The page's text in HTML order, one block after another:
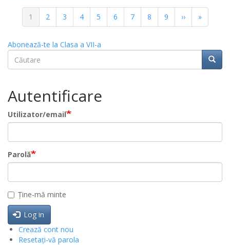
Paginație
Pagina
curentă
1 Pagina
2 Pagina
3 Pagina
4 Pagina
5 Pagina
6 Pagina
7 Pagina
8 Pagina
9
Pagina
următoare
››
Ultima
pagină
»
Abonează-te la Clasa a VII-a
Căutare
Căutare
Autentificare
Utilizator/email
Parolă
Ține-mă minte
Log in
Crează cont nou
Resetați-vă parola